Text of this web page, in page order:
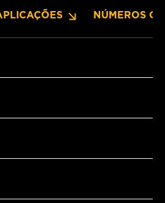
NÚMEROS OE